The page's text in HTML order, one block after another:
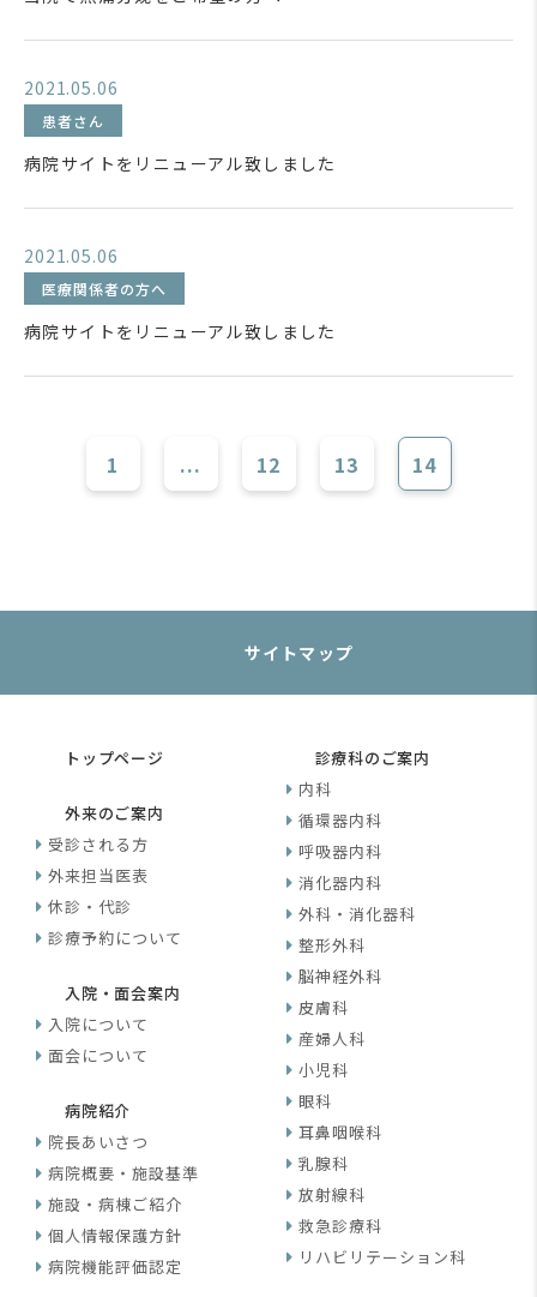
2021.05.06
患者さん
病院サイトをリニューアル致しました
2021.05.06
医療関係者の方へ
病院サイトをリニューアル致しました
1 ... 12 13 14
サイトマップ
トップページ
外来のご案内
受診される方
外来担当医表
休診・代診
診療予約について
入院・面会案内
入院について
面会について
病院紹介
院長あいさつ
病院概要・施設基準
施設・病棟ご紹介
個人情報保護方針
病院機能評価認定
診療科のご案内
内科
循環器内科
呼吸器内科
消化器内科
外科・消化器科
整形外科
脳神経外科
皮膚科
産婦人科
小児科
眼科
耳鼻咽喉科
乳腺科
放射線科
救急診療科
リハビリテーション科